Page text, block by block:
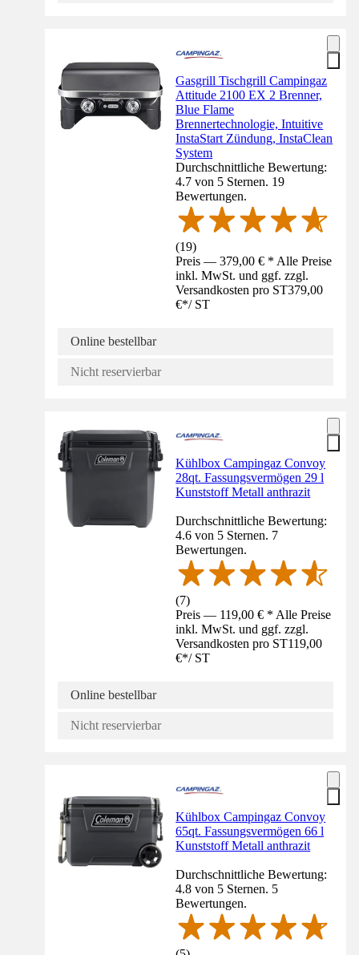
Gasgrill Tischgrill Campingaz
Attitude 2100 EX 2 Brenner,
Blue Flame
Brennertechnologie, Intuitive
InstaStart Zündung, InstaClean
System
Durchschnittliche Bewertung:
4.7 von 5 Sternen. 19
Bewertungen.
(19)
Preis — 379,00 € * Alle Preise
inkl. MwSt. und ggf. zzgl.
Versandkosten pro ST379,00
€*/ ST
Online bestellbar
Nicht reservierbar
Kühlbox Campingaz Convoy
28qt. Fassungsvermögen 29 l
Kunststoff Metall anthrazit
Durchschnittliche Bewertung:
4.6 von 5 Sternen. 7
Bewertungen.
(7)
Preis — 119,00 € * Alle Preise
inkl. MwSt. und ggf. zzgl.
Versandkosten pro ST119,00
€*/ ST
Online bestellbar
Nicht reservierbar
Kühlbox Campingaz Convoy
65qt. Fassungsvermögen 66 l
Kunststoff Metall anthrazit
Durchschnittliche Bewertung:
4.8 von 5 Sternen. 5
Bewertungen.